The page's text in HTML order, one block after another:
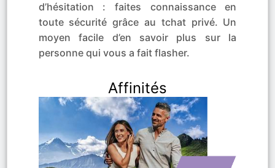
d’hésitation : faites connaissance en
toute sécurité grâce au tchat privé. Un
moyen facile d’en savoir plus sur la
personne qui vous a fait flasher.
Affinités